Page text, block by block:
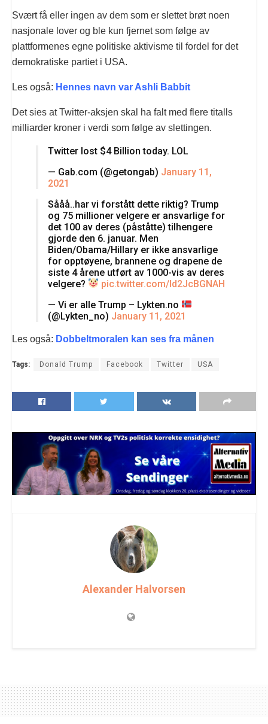
Svært få eller ingen av dem som er slettet brøt noen
nasjonale lover og ble kun fjernet som følge av
plattformenes egne politiske aktivisme til fordel for det
demokratiske partiet i USA.
Les også: Hennes navn var Ashli Babbit
Det sies at Twitter-aksjen skal ha falt med flere titalls
milliarder kroner i verdi som følge av slettingen.
Twitter lost $4 Billion today. LOL
— Gab.com (@getongab) January 11,
2021
Sååå..har vi forstått dette riktig? Trump
og 75 millioner velgere er ansvarlige for
det 100 av deres (påståtte) tilhengere
gjorde den 6. januar. Men
Biden/Obama/Hillary er ikke ansvarlige
for opptøyene, brannene og drapene de
siste 4 årene utført av 1000-vis av deres
velgere?
pic.twitter.com/Id2JcBGNAH
— Vi er alle Trump – Lykten.no
(@Lykten_no) January 11, 2021
Les også: Dobbeltmoralen kan ses fra månen
Tags: Donald Trump Facebook Twitter USA
Alexander Halvorsen